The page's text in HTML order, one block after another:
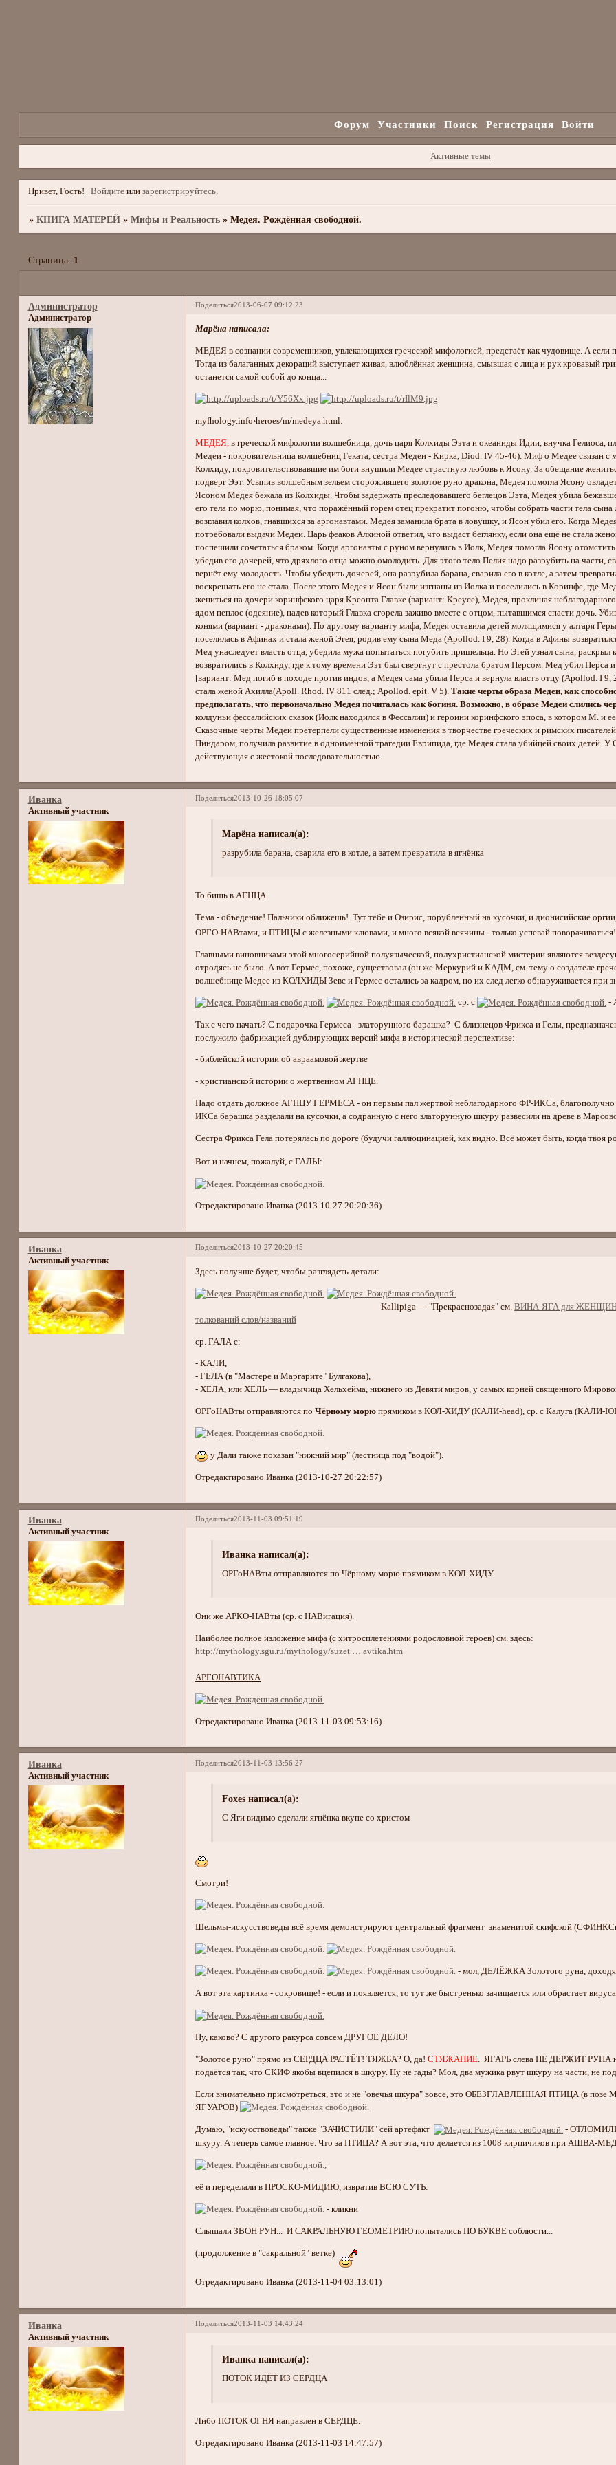
Форум Участники Поиск Регистрация Войти
Активные темы
Привет, Гость! Войдите или зарегистрируйтесь
» КНИГА МАТЕРЕЙ » Мифы и Реальность » Медея. Рождённая свободной.
Страница: 1
Поделиться2013-06-07 09:12:23
Администратор
Администратор
Марёна написала:
МЕДЕЯ в сознании современников, увлекающихся греческой мифологией, предстаёт как чудовище. А
Тогда из балаганных декораций выступает живая, влюблённая женщина, смывшая с лица и рук кровавый
останется самой собой до конца...
myfhology.info›heroes/m/medeya.html:
МЕДЕЯ, в греческой мифологии волшебница, дочь царя Колхиды Ээта и океаниды Идии, внучка Гелиоса,
Медеи - покровительница волшебниц Геката, сестра Медеи - Кирка, Diod. IV 45-46). Миф о Медее связан с
Колхиду, покровительствовавшие им боги внушили Медее страстную любовь к Ясону. За обещание
подверг Ээт. Усыпив волшебным зельем сторожившего золотое руно дракона, Медея помогла Ясону
Ясоном Медея бежала из Колхиды. Чтобы задержать преследовавшего беглецов Ээта, Медея убила
его тела по морю, понимая, что поражённый горем отец прекратит погоню, чтобы собрать части тела
возглавил колхов, гнавшихся за аргонавтами. Медея заманила брата в ловушку, и Ясон убил его. Когда
потребовали выдачи Медеи. Царь феаков Алкиной ответил, что выдаст беглянку, если она ещё не стала
поспешили сочетаться браком. Когда аргонавты с руном вернулись в Иолк, Медея помогла Ясону
убедив его дочерей, что дряхлого отца можно омолодить. Для этого тело Пелия надо разрубить на
вернёт ему молодость. Чтобы убедить дочерей, она разрубила барана, сварила его в котле, а затем
воскрешать его не стала. После этого Медея и Ясон были изгнаны из Иолка и поселились в Коринфе, где
жениться на дочери коринфского царя Креонта Главке (вариант: Креусе), Медея, проклиная
ядом пеплос (одеяние), надев который Главка сгорела заживо вместе с отцом, пытавшимся спасти дочь.
конями (вариант - драконами). По другому варианту мифа, Медея оставила детей молящимися у алтаря
поселилась в Афинах и стала женой Эгея, родив ему сына Меда (Apollod. I 9, 28). Когда в Афины
Мед унаследует власть отца, убедила мужа попытаться погубить пришельца. Но Эгей узнал сына,
возвратились в Колхиду, где к тому времени Ээт был свергнут с престола братом Персом. Мед убил Перса
[вариант: Мед погиб в походе против индов, а Медея сама убила Перса и вернула власть отцу (Apollod. I
стала женой Ахилла(Apoll. Rhod. IV 811 след.; Apollod. epit. V 5). Такие черты образа Медеи, как
предполагать, что первоначально Медея почиталась как богиня. Возможно, в образе Медеи слились
колдуньи фессалийских сказок (Иолк находился в Фессалии) и героини коринфского эпоса, в котором М. и
Сказочные черты Медеи претерпели существенные изменения в творчестве греческих и римских
Пиндаром, получила развитие в одноимённой трагедии Еврипида, где Медея стала убийцей своих детей. У
действующая с жестокой последовательностью.
Поделиться2013-10-26 18:05:07
Иванка
Активный участник
Марёна написал(а):
разрубила барана, сварила его в котле, а затем превратила в ягнёнка
То бишь в АГНЦА.
Тема - объедение! Пальчики оближешь! Тут тебе и Озирис, порубленный на кусочки, и дионисийские
ОРГО-НАВтами, и ПТИЦЫ с железными клювами, и много всякой всячины - только успевай поворачиваться!
Главными виновниками этой многосерийной полуязыческой, полухристианской мистерии являются
отродясь не было. А вот Гермес, похоже, существовал (он же Меркурий и КАДМ, см. тему о создателе
волшебнице Медее из КОЛХИДЫ Зевс и Гермес остались за кадром, но их след легко обнаруживается при
ср. с -
Так с чего начать? С подарочка Гермеса - златорунного барашка? С близнецов Фрикса и Гелы,
послужило фабрикацией дублирующих версий мифа в исторической перспективе:
- библейской истории об авраамовой жертве
- христианской истории о жертвенном АГНЦЕ.
Надо отдать должное АГНЦУ ГЕРМЕСА - он первым пал жертвой неблагодарного ФР-ИКСа, благополучно
ИКСа барашка разделали на кусочки, а содранную с него златорунную шкуру развесили на древе в
Сестра Фрикса Гела потерялась по дороге (будучи галлюцинацией, как видно. Всё может быть, когда
Вот и начнем, пожалуй, с ГАЛЫ:
Отредактировано Иванка (2013-10-27 20:20:36)
Поделиться2013-10-27 20:20:45
Иванка
Активный участник
Здесь получше будет, чтобы разглядеть детали:
Kallipiga — "Прекраснозадая" см.ВИНА-ЯГА для
толкований слов/названий
ср. ГАЛА с:
- КАЛИ,
- ГЕЛА (в "Мастере и Маргарите" Булгакова),
- ХЕЛА, или ХЕЛЬ — владычица Хельхейма, нижнего из Девяти миров, у самых корней священного
ОРГоНАВты отправляются поЧёрному морю прямиком в КОЛ-ХИДУ (КАЛИ-head), ср. с Калуга (КАЛИ-
у Дали также показан "нижний мир" (лестница под "водой").
Отредактировано Иванка (2013-10-27 20:22:57)
Поделиться2013-11-03 09:51:19
Иванка
Активный участник
Иванка написал(а):
ОРГоНАВты отправляются по Чёрному морю прямиком в КОЛ-ХИДУ
Они же АРКО-НАВты (ср. с НАВигация).
Наиболее полное изложение мифа (с хитросплетениями родословной героев) см. здесь:
http://mythology.sgu.ru/mythology/suzet … avtika.htm
АРГОНАВТИКА
Отредактировано Иванка (2013-11-03 09:53:16)
Поделиться2013-11-03 13:56:27
Иванка
Активный участник
Foxes написал(а):
С Яги видимо сделали ягнёнка вкупе со христом
Смотри!
Шельмы-искусствоведы всё время демонстрируют центральный фрагмент знаменитой скифской
- мол, ДЕЛЁЖКА Золотого руна,
А вот эта картинка - сокровище! - если и появляется, то тут же быстренько зачищается или обрастает
Ну, каково? С другого ракурса совсем ДРУГОЕ ДЕЛО!
"Золотое руно" прямо из СЕРДЦА РАСТЁТ! ТЯЖБА? О, да!СТЯЖАНИЕ. ЯГАРЬ слева НЕ ДЕРЖИТ РУНА
подаётся так, что СКИФ якобы вцепился в шкуру. Ну не гады? Мол, два мужика рвут шкуру на части, не
Если внимательно присмотреться, это и не "овечья шкура" вовсе, это ОБЕЗГЛАВЛЕННАЯ ПТИЦА (в
ЯГУАРОВ)
Думаю, "искусствоведы" также "ЗАЧИСТИЛИ" сей артефакт
- ОТЛОМИЛИ
шкуру. А теперь самое главное. Что за ПТИЦА? А вот эта, что делается из 1008 кирпичиков при АШВА-
,
её и переделали в ПРОСКО-МИДИЮ, извратив ВСЮ СУТЬ:
- кликни
Слышали ЗВОН РУН... И САКРАЛЬНУЮ ГЕОМЕТРИЮ попытались ПО БУКВЕ соблюсти...
(продолжение в "сакральной" ветке)
Отредактировано Иванка (2013-11-04 03:13:01)
Поделиться2013-11-03 14:43:24
Иванка
Активный участник
Иванка написал(а):
ПОТОК ИДЁТ ИЗ СЕРДЦА
Либо ПОТОК ОГНЯ направлен в СЕРДЦЕ.
Отредактировано Иванка (2013-11-03 14:47:57)